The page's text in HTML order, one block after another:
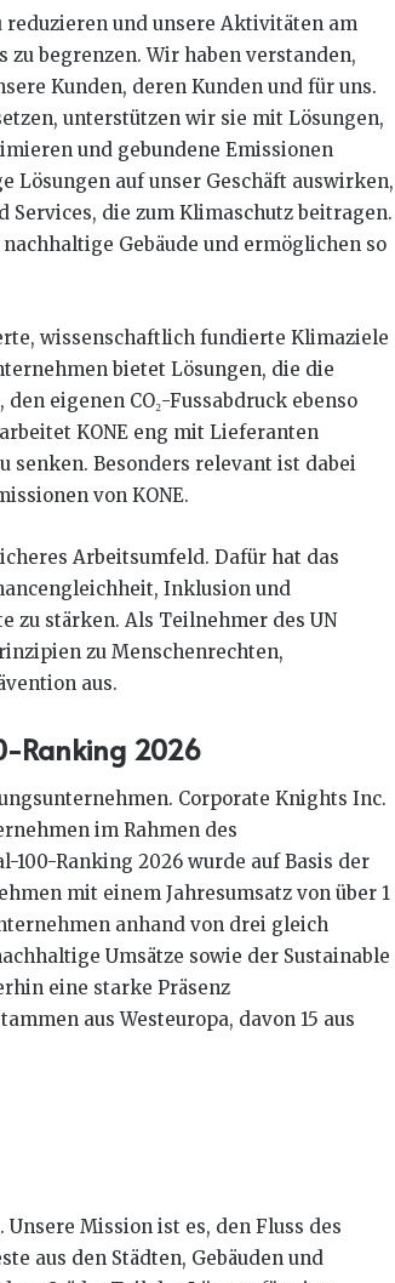
und unsere Aktivitäten am
zu begrenzen. Wir haben verstanden,
Kunden, deren Kunden und für uns.
unterstützen wir sie mit Lösungen,
und gebundene Emissionen
auf unser Geschäft auswirken,
die zum Klimaschutz beitragen.
Gebäude und ermöglichen so
wissenschaftlich fundierte Klimaziele
bietet Lösungen, die die
eigenen CO₂-Fussabdruck ebenso
KONE eng mit Lieferanten
senken. Besonders relevant ist dabei
von KONE.
Arbeitsumfeld. Dafür hat das
Inklusion und
zu stärken. Als Teilnehmer des UN
zu Menschenrechten,
aus.
Ranking 2026
Corporate Knights Inc.
im Rahmen des
100-Ranking 2026 wurde auf Basis der
mit einem Jahresumsatz von über 1
anhand von drei gleich
Umsätze sowie der Sustainable
eine starke Präsenz
aus Westeuropa, davon 15 aus
Mission ist es, den Fluss des
aus den Städten, Gebäuden und